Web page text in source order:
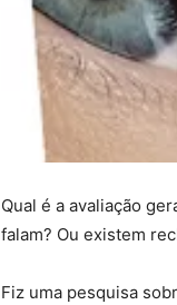
Qual é a avaliação
falam? Ou existem
Fiz uma pesquisa